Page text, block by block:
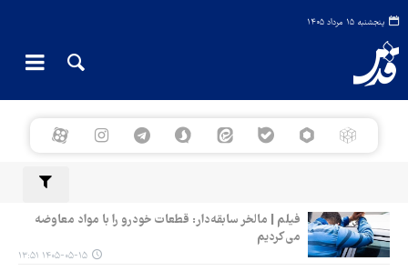
پنجشنبه ۱۵ مرداد ۱۴۰۵
فیلم | مالخر سابقه‌دار: قطعات خودرو را با مواد معاوضه
می‌کردیم
۱۴۰۵-۰۵-۱۵ ۱۳:۵۱